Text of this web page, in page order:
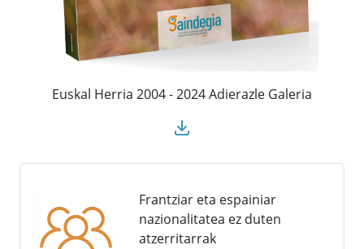
Euskal Herria 2004 - 2024 Adierazle Galeria
Frantziar eta espainiar
nazionalitatea ez duten
atzerritarrak